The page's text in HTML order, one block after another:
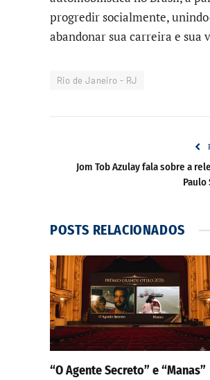
progredir socialmente,
abandonar sua carreira e sua
Rio de Janeiro - RJ
Jom Tob Azulay fala sobre a
Paulo
POSTS RELACIONADOS
“O Agente Secreto” e “Manas”